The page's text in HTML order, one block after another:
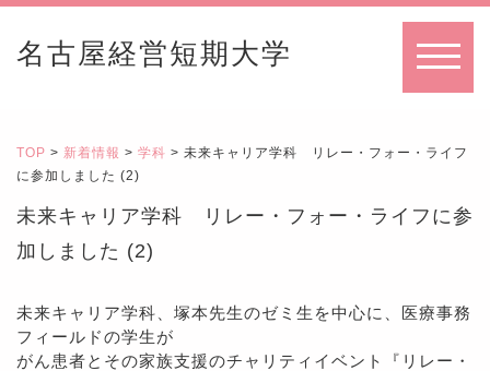
名古屋経営短期大学
TOP > 新着情報 > 学科 > 未来キャリア学科 リレー・フォー・ライフ
に参加しました (2)
未来キャリア学科 リレー・フォー・ライフに参
加しました (2)
未来キャリア学科、塚本先生のゼミ生を中心に、医療事務
フィールドの学生が
がん患者とその家族支援のチャリティイベント『リレー・